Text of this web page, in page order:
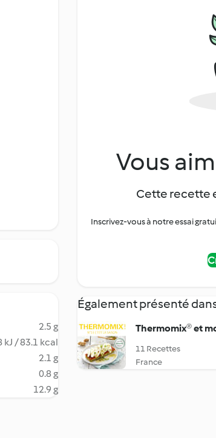
2.5 g
kJ / 83.1 kcal
2.1 g
0.8 g
12.9 g
Vous
Cette recette
Inscrivez-vous à notre essai
Également présenté
Thermomix® et
11 Recettes
France